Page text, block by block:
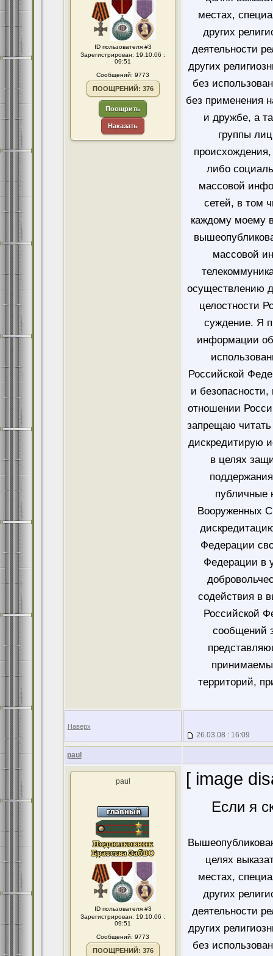
ID пользователя #3
Зарегистрирован: 19.10.06 :
09:51
Сообщений: 9773
ПООЩРЕНИЙ: 376
Поощрить
Наказать
местах,
других
деятельности
других
без
без применения
и дружбе, а
группы
либо
массовой
сетей, в том
каждому моему
массовой
осуществлению
целостности
суждение. Я
информации
Российской
и безопасности,
отношении
запрещаю читать
дискредитирую
в целях
публичные
Вооруженных
Федерации
Федерации в
содействия в
Российской
сообщений
территорий,
Наверх
26.03.08 : 16:09
paul
paul
ID пользователя #3
Зарегистрирован: 19.10.06 :
09:51
Сообщений: 9773
ПООЩРЕНИЙ: 376
[ image
Если я
целях
местах,
других
деятельности
других
без